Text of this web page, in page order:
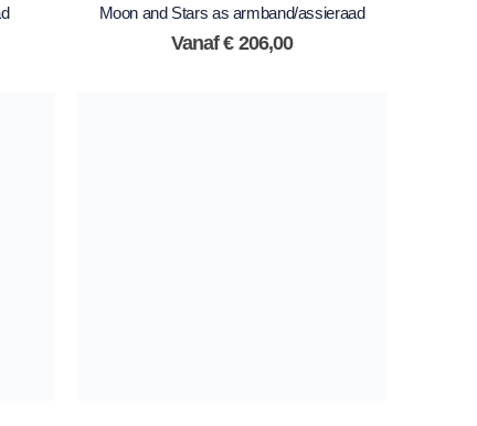
0out of 5
Moon and Stars as armband/assieraad
Vanaf€206,00